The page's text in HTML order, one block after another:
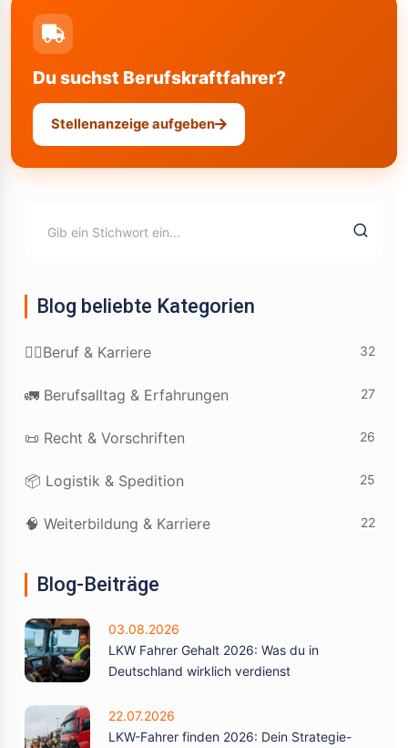
Du suchst Berufskraftfahrer?
Stellenanzeige aufgeben
Blog beliebte Kategorien
👷‍♂️Beruf & Karriere 32
🚛 Berufsalltag & Erfahrungen 27
📜 Recht & Vorschriften 26
📦 Logistik & Spedition 25
🧠 Weiterbildung & Karriere 22
Blog-Beiträge
03.08.2026
LKW Fahrer Gehalt 2026: Was du in
Deutschland wirklich verdienst
22.07.2026
LKW-Fahrer finden 2026: Dein Strategie-